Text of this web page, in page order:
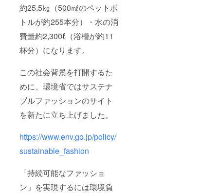
約25.5㎏（500㎖のペットボ
トルが約255本分）・水の消
費量約2,300ℓ（浴槽が約11
杯分）になります。
この社会背景を打開するた
めに、環境省ではサステナ
ブルファッションのサイト
を新たに立ち上げました。
https://www.env.go.jp/policy/
sustainable_fashion
「持続可能なファッショ
ン」を実現するには環境負